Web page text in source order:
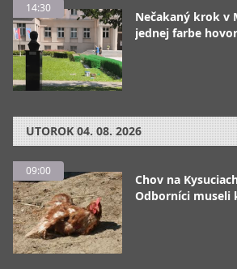
14:30
Nečakaný krok v
jednej farbe
UTOROK 04. 08. 2026
09:00
Chov na
Odborníci museli